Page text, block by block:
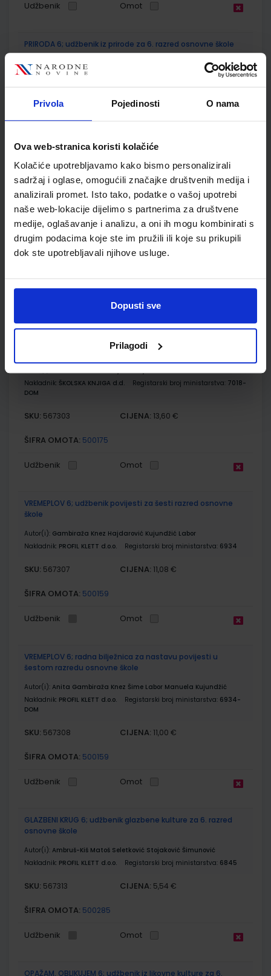
Privola Pojedinosti O nama
Ova web-stranica koristi kolačiće
Kolačiće upotrebljavamo kako bismo personalizirali
sadržaj i oglase, omogućili značajke društvenih medija i
analizirali promet. Isto tako, podatke o vašoj upotrebi
naše web-lokacije dijelimo s partnerima za društvene
medije, oglašavanje i analizu, a oni ih mogu kombinirati s
drugim podacima koje ste im pružili ili koje su prikupili
dok ste upotrebljavali njihove usluge.
Dopusti sve
Prilagodi
Udžbenik Omot
PRIRODA 6; udžbenik iz prirode za 6. razred osnovne škole
Autor(i):Agić Grbeš Karakaš Lopac Groš Meštrović
Nakladnik:PROFIL KLETT d.o.o. Registarski broj ministarstva:6914
SKU: 567294 CIJENA: 11,08 €
ŠIFRA OMOTA:500261
Udžbenik Omot
GEA 2; udžbenik geografije s dodatnim digitalnim
sadržajima u šestom razredu osnovne škole
Orešić Tišma Vuk Bujan Kralj
Nakladnik:ŠKOLSKA KNJIGA d.d. Registarski broj ministarstva: 7018
SKU:567302 CIJENA: 11,08 €
ŠIFRA OMOTA:500175
Omot
GEA 2; radna bilježnica za geografiju u šestom razredu
Nakladnik: ŠKOLSKA KNJIGA d.d. Registarski broj ministarstva: 7018-
DOM
SKU: 567303 CIJENA: 13,60 €
ŠIFRA OMOTA: 500175
Udžbenik Omot
VREMEPLOV 6; udžbenik povijesti za šesti razred osnovne
škole
Autor(i): Gambiraža Knez Hajdarović Kujundžić Labor
Nakladnik: PROFIL KLETT d.o.o. Registarski broj ministarstva: 6934
SKU: 567307 CIJENA: 11,08 €
ŠIFRA OMOTA: 500159
Udžbenik Omot
VREMEPLOV 6; radna bilježnica za nastavu povijesti u
šestom razredu osnovne škole
Autor(i): Anita Gambiraža Knez Šime Labor Manuela Kujundžić
Nakladnik: PROFIL KLETT d.o.o. Registarski broj ministarstva: 6934-
DOM
SKU: 567308 CIJENA: 11,00 €
ŠIFRA OMOTA: 500159
Udžbenik Omot
GLAZBENI KRUG 6; udžbenik glazbene kulture za 6. razred
osnovne škole
Autor(i): Ambruš-Kiš Matoš Seletković Stojaković Šimunović
Nakladnik: PROFIL KLETT d.o.o. Registarski broj ministarstva: 6845
SKU: 567313 CIJENA: 5,54 €
ŠIFRA OMOTA: 500285
Udžbenik Omot
OPAŽAM, OBLIKUJEM 6; udžbenik iz likovne kulture za 6.